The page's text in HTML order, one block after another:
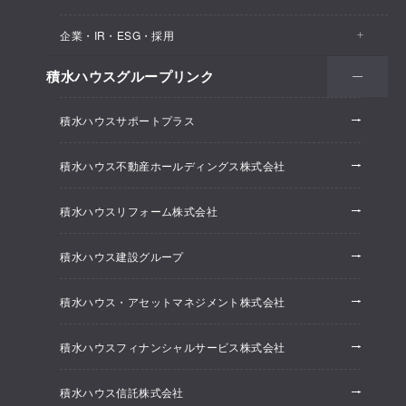
保育所・教育支援施設
オフィス・事務所
建築実例
オフィス系開発事業
ホテル系開発事業
大規模開発事業
賃貸マンション開発事業
企業・IR・ESG・採用
会社情報
株主・投資家情報
ESG経営
研究開発
採用情報
ニュースリリース
積水ハウスグループリンク
積水ハウスサポートプラス
積水ハウス不動産ホールディングス株式会社
積水ハウスリフォーム株式会社
積水ハウス建設グループ
積水ハウス・アセットマネジメント株式会社
積水ハウスフィナンシャルサービス株式会社
積水ハウス信託株式会社